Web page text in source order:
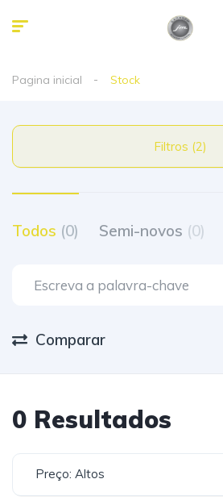
Pagina inicial Stock
Filtros (2)
Todos (0) Semi-novos (0)
Comparar
0 Resultados
Preço: Altos